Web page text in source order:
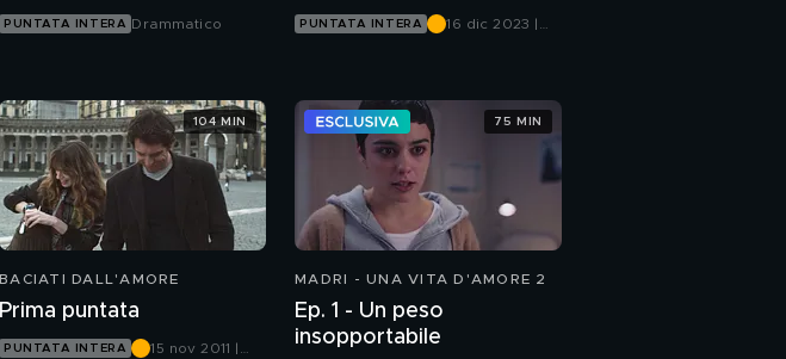
PUNTATA INTERA Drammatico PUNTATA INTERA
16 dic 2023 |
BACIATI DALL'AMORE
Prima puntata
PUNTATA INTERA 15 nov 2011 |
104 MIN
MADRI - UNA VITA D'AMORE 2
Ep. 1 - Un peso
insopportabile
75 MIN